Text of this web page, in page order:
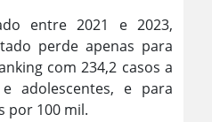
entre 2021 e 2023,
perde apenas para
com 234,2 casos a
adolescentes, e para
por 100 mil.